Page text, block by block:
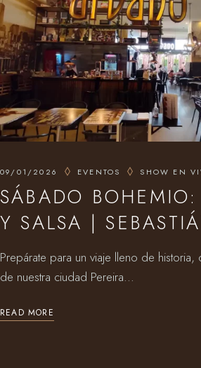
09/01/2026 EVENTOS SHOW EN
SÁBADO
Y SALSA |
Prepárate para un viaje lleno de historia,
de nuestra ciudad Pereira...
READ MORE